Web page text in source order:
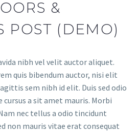
&
POST (DEMO)
nibh vel velit auctor aliquet.
quis bibendum auctor, nisi elit
sem nibh id elit. Duis sed odio
a sit amet mauris. Morbi
nec tellus a odio tincidunt
non mauris vitae erat consequat